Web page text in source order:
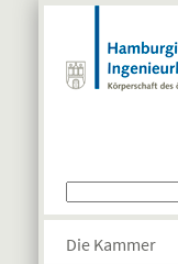
Direkt zum Inhalt
Suchformular
Die Kammer